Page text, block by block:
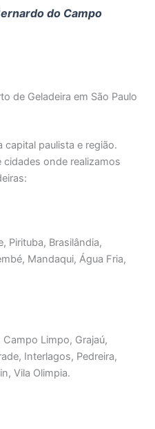
do Campo
de Geladeira em São Paulo
capital paulista e região.
onde realizamos
Pirituba, Brasilândia,
Mandaqui, Água Fria,
Limpo, Grajaú,
Interlagos, Pedreira,
Vila Olimpia.